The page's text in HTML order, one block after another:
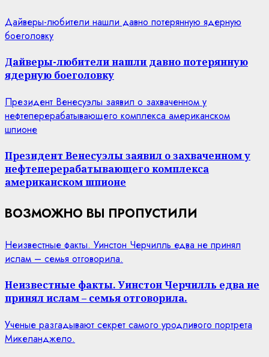
Дайверы-любители нашли давно потерянную ядерную
боеголовку
Дайверы-любители нашли давно потерянную
ядерную боеголовку
Президент Венесуэлы заявил о захваченном у
нефтеперерабатывающего комплекса американском
шпионе
Президент Венесуэлы заявил о захваченном у
нефтеперерабатывающего комплекса
американском шпионе
ВОЗМОЖНО ВЫ ПРОПУСТИЛИ
Неизвестные факты. Уинстон Черчилль едва не принял
ислам – семья отговорила.
Неизвестные факты. Уинстон Черчилль едва не
принял ислам – семья отговорила.
Ученые разгадывают секрет самого уродливого портрета
Микеланджело.